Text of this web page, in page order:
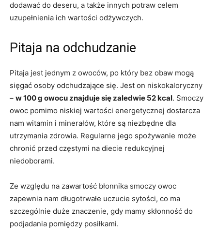
dodawać do deseru, a także innych potraw celem
uzupełnienia ich wartości odżywczych.
Pitaja na odchudzanie
Pitaja jest jednym z owoców, po który bez obaw mogą
sięgać osoby odchudzające się. Jest on niskokaloryczny
– w 100 g owocu znajduje się zaledwie 52 kcal. Smoczy
owoc pomimo niskiej wartości energetycznej dostarcza
nam witamin i minerałów, które są niezbędne dla
utrzymania zdrowia. Regularne jego spożywanie może
chronić przed częstymi na diecie redukcyjnej
niedoborami.
Ze względu na zawartość błonnika smoczy owoc
zapewnia nam długotrwałe uczucie sytości, co ma
szczególnie duże znaczenie, gdy mamy skłonność do
podjadania pomiędzy posiłkami.